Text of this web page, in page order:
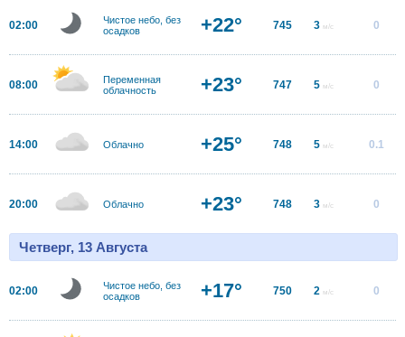
02:00
Чистое небо, без
осадков
+22° 745 3 м/с 0
08:00
Переменная
облачность
+23° 747 5 м/с 0
14:00 Облачно +25° 748 5 м/с 0.1
20:00 Облачно +23° 748 3 м/с 0
Четверг, 13 Августа
02:00
Чистое небо, без
осадков
+17° 750 2 м/с 0